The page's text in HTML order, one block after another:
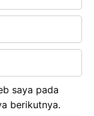
saya pada
berikutnya.